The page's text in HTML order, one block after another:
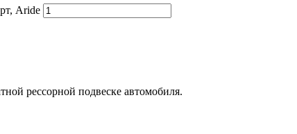
Aride
рессорной подвеске автомобиля.